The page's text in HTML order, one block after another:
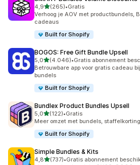
4,9van 5 sterren
(265)
265 recensies in totaal
•Gratis
Verhoog je AOV met productbundels,
cadeaus
Built for Shopify
BOGOS: Free Gift Bundle Upsell
5,0van 5 sterren
(4.046)
4046 recensies in totaal
•Gratis abonnement
Betrouwbare app voor gratis cadeau
bundels
Built for Shopify
Bundlex Product Bundles Upsell
5,0van 5 sterren
(122)
122 recensies in totaal
•Gratis
Meer omzet met bundels,
Built for Shopify
Simple Bundles & Kits
4,8van 5 sterren
(737)
737 recensies in totaal
•Gratis abonnement